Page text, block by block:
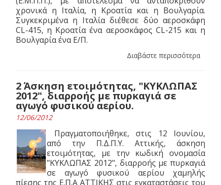
χρονικά η Ιταλία, η Κροατία και η Βουλγαρία.
Συγκεκριμένα η Ιταλία διέθεσε δύο αεροσκάφη
CL-415, η Κροατία ένα αεροσκάφος CL-215 και η
Βουλγαρία ένα Ε/Π.
Διαβάστε περισσότερα
2 Άσκηση ετοιμότητας, "ΚΥΚΛΩΠΑΣ
2012", διαρροής με πυρκαγιά σε
αγωγό φυσικού αερίου.
12/06/2012
Πραγματοποιήθηκε, στις 12 Ιουνίου,
από την Π.Δ.Π.Υ. Αττικής, άσκηση
ετοιμότητας, με την κωδική ονομασία
"ΚΥΚΛΩΠΑΣ 2012", διαρροής με πυρκαγιά
σε αγωγό φυσικού αερίου χαμηλής
πίεσης της Ε.Π.Α ΑΤΤΙΚΗΣ στις εγκαταστάσεις του